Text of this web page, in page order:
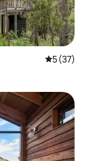
5 de uma
5 (37)